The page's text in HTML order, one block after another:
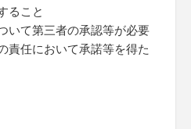
ること
いて第三者の承認等が必要
責任において承諾等を得た